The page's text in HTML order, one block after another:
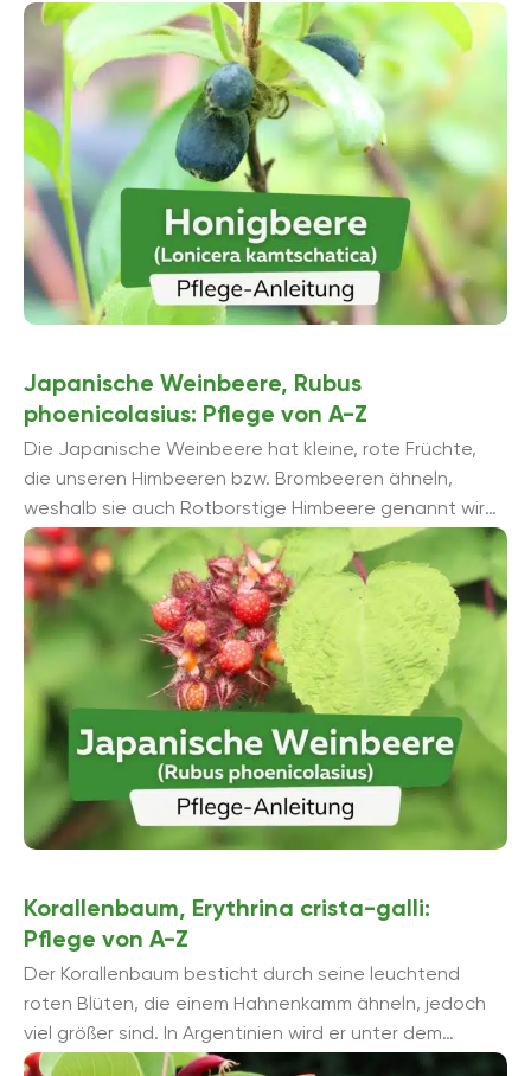
Pflegeleicht, dekorativ und Winterhart kommt ...
Japanische Weinbeere, Rubus
phoenicolasius: Pflege von A-Z
Die Japanische Weinbeere hat kleine, rote Früchte,
die unseren Himbeeren bzw. Brombeeren ähneln,
weshalb sie auch Rotborstige Himbeere genannt wird.
Das Gehölz des Strauches ist rötlich und ...
Korallenbaum, Erythrina crista-galli:
Pflege von A-Z
Der Korallenbaum besticht durch seine leuchtend
roten Blüten, die einem Hahnenkamm ähneln, jedoch
viel größer sind. In Argentinien wird er unter dem
Namen Ceibo als Nationalpflanze verehrt. Hierzulande